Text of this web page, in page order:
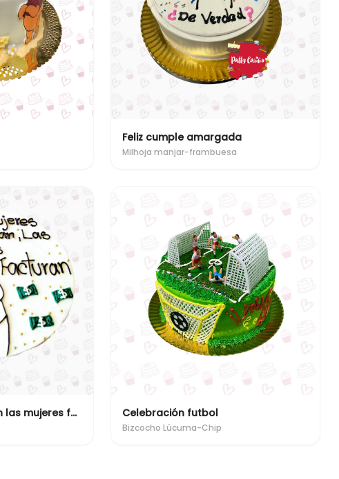
Feliz cumple amargada
Milhoja manjar-frambuesa
Las mujeres no lloran las mujeres facturan Celebración futbol
Bizcocho Lúcuma-Chip